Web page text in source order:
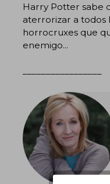
Harry Potter sabe
aterrorizar a todos
horrocruxes que
enemigo...